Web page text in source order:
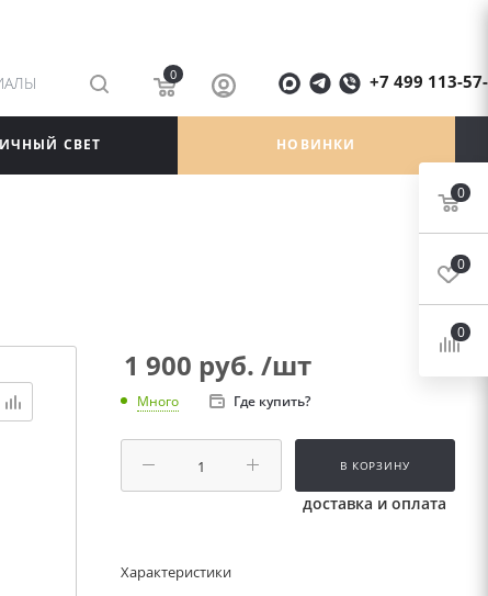
0 +7 499 113-
СВЕТ НОВИНКИ
1 900 руб. /шт
Много Где купить?
В КОРЗИНУ
доставка и оплата
Характеристики
0
0
0